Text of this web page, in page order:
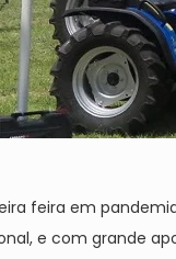
feira em
e com grande